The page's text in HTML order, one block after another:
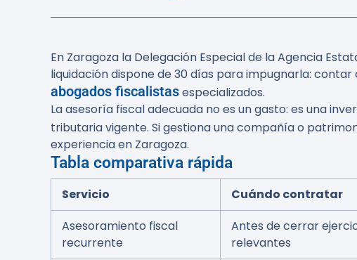
En Zaragoza la Delegación Especial de la Agencia
liquidación dispone de 30 días para impugnarla:
abogados fiscalistasespecializados.
La asesoría fiscal adecuada no es un gasto: es una
tributaria vigente. Si gestiona una compañía o
experiencia en Zaragoza.
Tabla comparativa rápida
Servicio Cuándo contratar
Asesoramiento fiscal
recurrente
Antes de cerrar
relevantes